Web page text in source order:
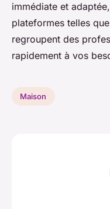
immédiate et
plateformes telles
regroupent des
rapidement à vos
Maison